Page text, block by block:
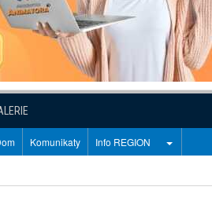
Komunikaty Info REGION